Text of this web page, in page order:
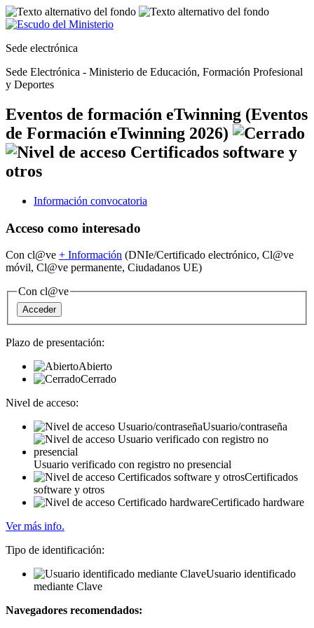
Sede electrónica
Sede Electrónica - Ministerio de Educación, Formación Profesional
y Deportes
Eventos de formación eTwinning (Eventos
de Formación eTwinning 2026)
Información convocatoria
Acceso como interesado
Con cl@ve + Información (DNIe/Certificado electrónico, Cl@ve
móvil, Cl@ve permanente, Ciudadanos UE)
Con cl@ve
Plazo de presentación:
Abierto
Cerrado
Nivel de acceso:
Usuario/contraseña
Usuario verificado con registro no presencial
Certificados
software y otros
Certificado hardware
Ver más info.
Tipo de identificación:
Usuario identificado
mediante Clave
Navegadores recomendados: